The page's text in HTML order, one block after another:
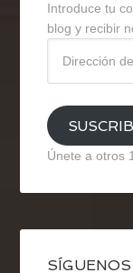
Introduce tu
blog y recibir
email
Únete a otros
SÍGUENOS